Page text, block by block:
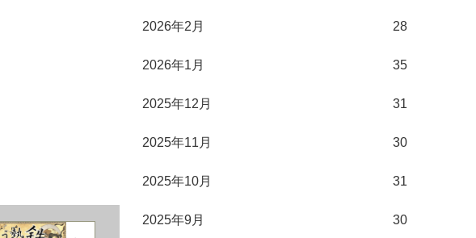
2026年2月 28
2026年1月 35
2025年12月 31
2025年11月 30
2025年10月 31
2025年9月 30